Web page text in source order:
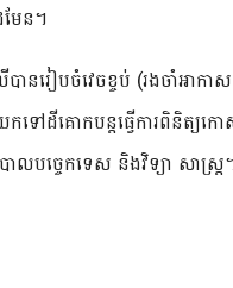
ែន។
បានរៀបចំវេចខ្ចប់ (រងចាំអាកា
ទៅដីគោកបន្តធ្វេីការពិនិត្យក
លបច្ចេកទេស និងវិទ្យា សាស្រ្